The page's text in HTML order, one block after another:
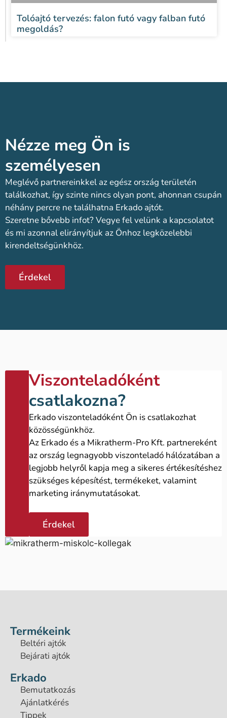
Tolóajtó tervezés: falon futó vagy falban futó
megoldás?
Nézze meg Ön is
személyesen​
Meglévő partnereinkkel az egész ország területén
találkozhat, így szinte nincs olyan pont, ahonnan csupán
néhány percre ne találhatna Erkado ajtót.
Szeretne bővebb infot? Vegye fel velünk a kapcsolatot
és mi azonnal elirányítjuk az Önhoz legközelebbi
kirendeltségünkhöz.
Érdekel
Viszonteladóként
csatlakozna?
Erkado viszonteladóként Ön is csatlakozhat
közösségünkhöz.
Az Erkado és a Mikratherm-Pro Kft. partnereként
az ország legnagyobb viszonteladó hálózatában a
legjobb helyről kapja meg a sikeres értékesítéshez
szükséges képesítést, termékeket, valamint
marketing iránymutatásokat.
Érdekel
Termékeink
Beltéri ajtók
Bejárati ajtók
Erkado
Bemutatkozás
Ajánlatkérés
Tippek